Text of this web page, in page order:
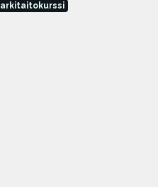
arkitaitokurssi